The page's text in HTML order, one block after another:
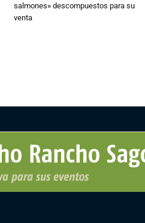
salmones» descompuestos para su
venta